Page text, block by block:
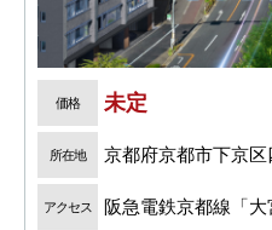
価格 未定
所在地 京都府京都市下京
アクセス 阪急電鉄京都線「